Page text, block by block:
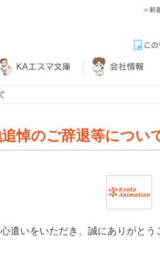
悼のご辞退等につい
遣いをいただき、誠にありがとう